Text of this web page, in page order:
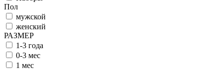
Пол
мужской
женский
РАЗМЕР
1-3 года
0-3 мес
1 мес